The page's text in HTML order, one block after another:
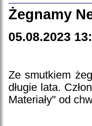
Żegnamy
05.08.2023
Ze smutkiem
długie lata.
Materiały" od